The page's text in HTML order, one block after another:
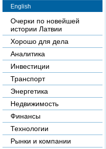
English
Очерки по новейшей
истории Латвии
Хорошо для дела
Аналитика
Инвестиции
Транспорт
Энергетика
Недвижимость
Финансы
Технологии
Рынки и компании